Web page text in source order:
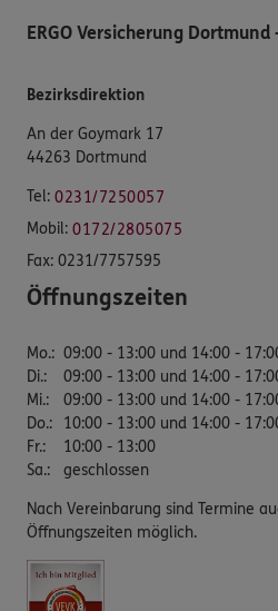
ERGO Versicherung
Bezirksdirektion
An der Goymark 17
44263 Dortmund
Tel: 0231/7250057
Mobil: 0172/2805075
Fax: 0231/7757595
Öffnungszeiten
Mo.: 09:00 - 13:00 und 14:00 -
Di.:
09:00 - 13:00 und 14:00 -
Mi.:
09:00 - 13:00 und 14:00 -
Do.:
10:00 - 13:00 und 14:00 -
Fr.:
10:00 - 13:00
Sa.: geschlossen
Nach Vereinbarung sind Termine
Öffnungszeiten möglich.